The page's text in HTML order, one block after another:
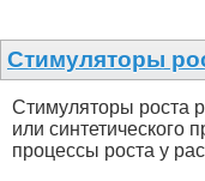
Стимуляторы
Стимуляторы роста
или синтетического
процессы роста у